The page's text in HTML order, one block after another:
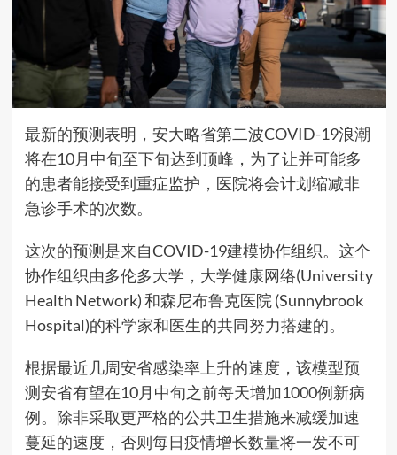
最新的预测表明，安大略省第二波COVID-19浪潮
将在10月中旬至下旬达到顶峰，为了让并可能多
的患者能接受到重症监护，医院将会计划缩减非
急诊手术的次数。
这次的预测是来自COVID-19建模协作组织。这个
协作组织由多伦多大学，大学健康网络(University
Health Network) 和森尼布鲁克医院 (Sunnybrook
Hospital)的科学家和医生的共同努力搭建的。
根据最近几周安省感染率上升的速度，该模型预
测安省有望在10月中旬之前每天增加1000例新病
例。除非采取更严格的公共卫生措施来减缓加速
蔓延的速度，否则每日疫情增长数量将一发不可